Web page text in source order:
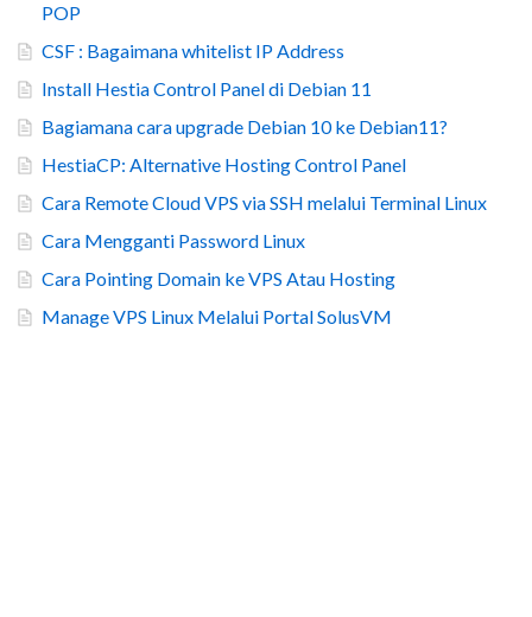
POP
CSF : Bagaimana whitelist IP Address
Install Hestia Control Panel di Debian 11
Bagiamana cara upgrade Debian 10 ke Debian11?
HestiaCP: Alternative Hosting Control Panel
Cara Remote Cloud VPS via SSH melalui Terminal Linux
Cara Mengganti Password Linux
Cara Pointing Domain ke VPS Atau Hosting
Manage VPS Linux Melalui Portal SolusVM